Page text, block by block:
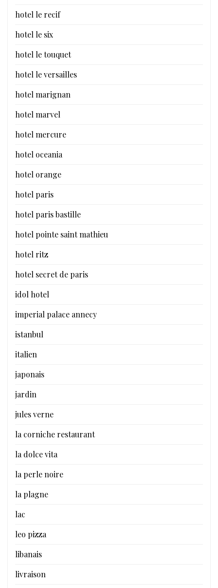
hotel le recif
hotel le six
hotel le touquet
hotel le versailles
hotel marignan
hotel marvel
hotel mercure
hotel oceania
hotel orange
hotel paris
hotel paris bastille
hotel pointe saint mathieu
hotel ritz
hotel secret de paris
idol hotel
imperial palace annecy
istanbul
italien
japonais
jardin
jules verne
la corniche restaurant
la dolce vita
la perle noire
la plagne
lac
leo pizza
libanais
livraison